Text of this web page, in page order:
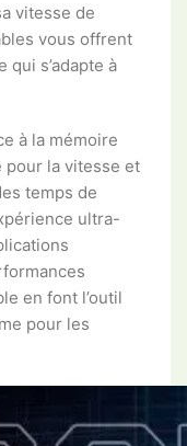
vitesse de
vous offrent
s’adapte à
à la mémoire
pour la vitesse et
temps de
ultra-
en font l’outil
pour les